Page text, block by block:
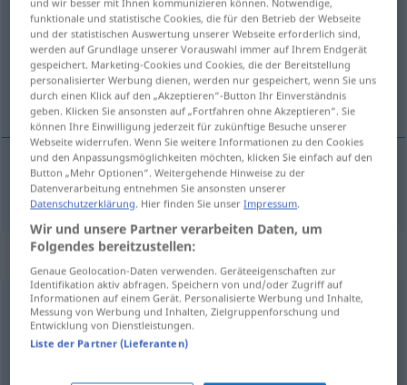
Übersicht aller Übersetzungen
(Für mehr Details die Übersetzung anklicken/antippen)
Unterstellung
Unterstellungf insynuacja
Synonyme für "insynuacja"
aluzja,docinek,przycinek,przymówka,przytyk
funktionale und statistische Cookies, die für den Betrieb der Webseite
und der statistischen Auswertung unserer Webseite erforderlich sind,
werden auf Grundlage unserer Vorauswahl immer auf Ihrem Endgerät
gespeichert. Marketing-Cookies und Cookies, die der Bereitstellung
personalisierter Werbung dienen, werden nur gespeichert, wenn Sie uns
durch einen Klick auf den „Akzeptieren“-Button Ihr Einverständnis
geben. Klicken Sie ansonsten auf „Fortfahren ohne Akzeptieren“. Sie
können Ihre Einwilligung jederzeit für zukünftige Besuche unserer
Webseite widerrufen. Wenn Sie weitere Informationen zu den Cookies
und den Anpassungsmöglichkeiten möchten, klicken Sie einfach auf den
Button „Mehr Optionen“. Weitergehende Hinweise zu der
Datenverarbeitung entnehmen Sie ansonsten unserer
Datenschutzerklärung . Hier finden Sie unserImpressum
Wir und unsere Partner verarbeiten Daten, um
Folgendes bereitzustellen:
Genaue Geolocation-Daten verwenden. Geräteeigenschaften zur
Identifikation aktiv abfragen. Speichern von und/oder Zugriff auf
Informationen auf einem Gerät. Personalisierte Werbung und Inhalte,
Messung von Werbung und Inhalten, Zielgruppenforschung und
Entwicklung von Dienstleistungen.
Liste der Partner (Lieferanten)